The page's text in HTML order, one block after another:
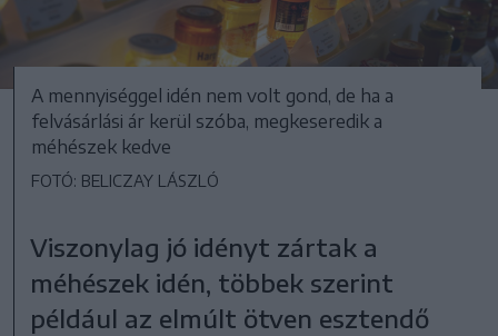
A mennyiséggel idén nem volt gond, de ha a
felvásárlási ár kerül szóba, megkeseredik a
méhészek kedve
FOTÓ: BELICZAY LÁSZLÓ
Viszonylag jó idényt zártak a
méhészek idén, többek szerint
például az elmúlt ötven esztendő